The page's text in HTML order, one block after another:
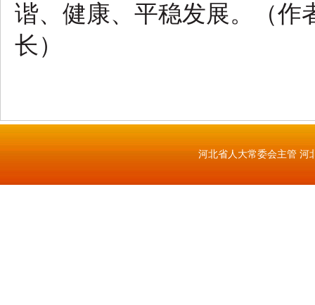
谐、健康、平稳发展。（作
长）
河北省人大常委会主管 河